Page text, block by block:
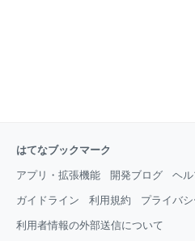
はてなブックマーク
アプリ・拡張機能 開発ブログ ヘ
ガイドライン 利用規約 プライバ
利用者情報の外部送信について